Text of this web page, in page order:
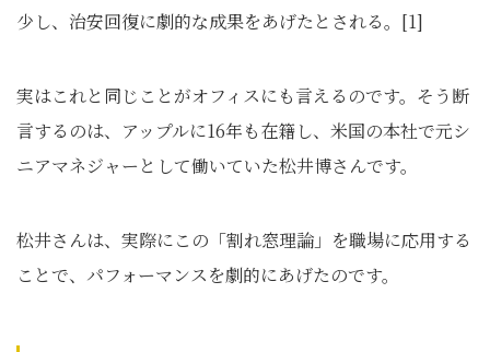
少し、治安回復に劇的な成果をあげたとされる。[1]
実はこれと同じことがオフィスにも言えるのです。そう断
言するのは、アップルに16年も在籍し、米国の本社で元シ
ニアマネジャーとして働いていた松井博さんです。
松井さんは、実際にこの「割れ窓理論」を職場に応用する
ことで、パフォーマンスを劇的にあげたのです。